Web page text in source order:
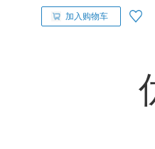
加入购物车